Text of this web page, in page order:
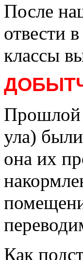
После
отвести
классы
ула)
она их
Как